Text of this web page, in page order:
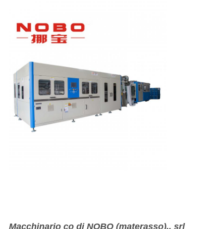
Macchinario co di NOBO (materasso)., srl